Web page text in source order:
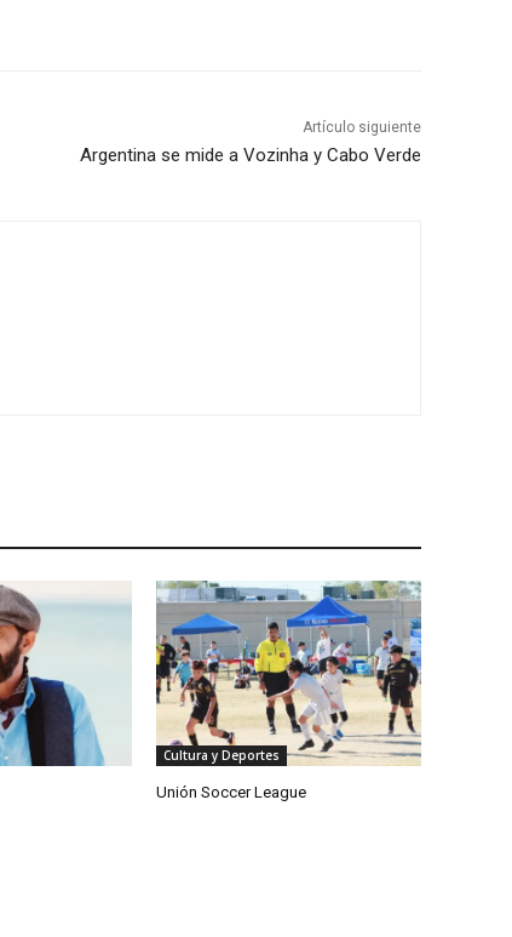
Artículo siguiente
Argentina se mide a Vozinha y Cabo Verde
Cultura y Deportes
Unión Soccer League